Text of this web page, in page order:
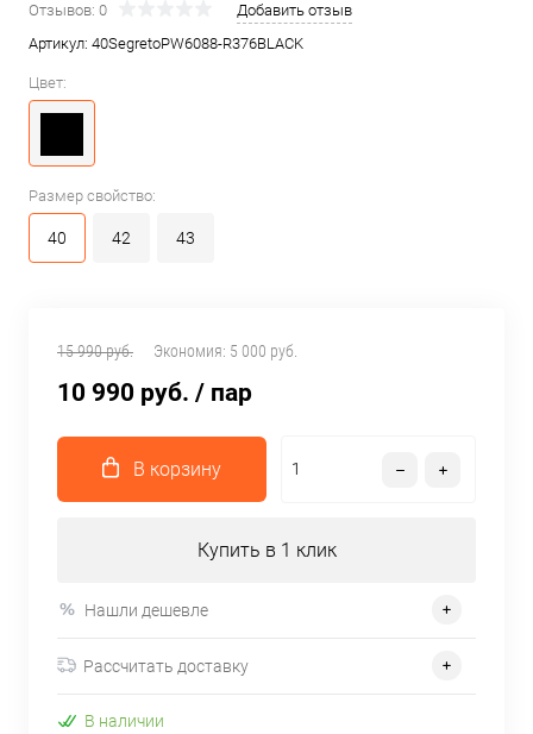
Отзывов: 0
Добавить отзыв
Артикул: 40SegretoPW6088-R376BLACK
Цвет:
Размер свойство:
40 42 43
15 990 руб. Экономия: 5 000 руб.
10 990 руб. / пар
В корзину
Купить в 1 клик
Нашли дешевле
Рассчитать доставку
В наличии